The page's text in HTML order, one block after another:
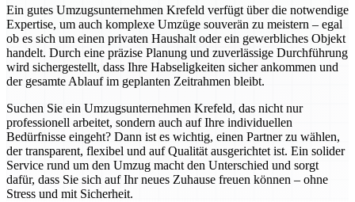
Ein gutes Umzugsunternehmen Krefeld verfügt über die notwendige
Expertise, um auch komplexe Umzüge souverän zu meistern – egal
ob es sich um einen privaten Haushalt oder ein gewerbliches Objekt
handelt. Durch eine präzise Planung und zuverlässige Durchführung
wird sichergestellt, dass Ihre Habseligkeiten sicher ankommen und
der gesamte Ablauf im geplanten Zeitrahmen bleibt.
Suchen Sie ein Umzugsunternehmen Krefeld, das nicht nur
professionell arbeitet, sondern auch auf Ihre individuellen
Bedürfnisse eingeht? Dann ist es wichtig, einen Partner zu wählen,
der transparent, flexibel und auf Qualität ausgerichtet ist. Ein solider
Service rund um den Umzug macht den Unterschied und sorgt
dafür, dass Sie sich auf Ihr neues Zuhause freuen können – ohne
Stress und mit Sicherheit.